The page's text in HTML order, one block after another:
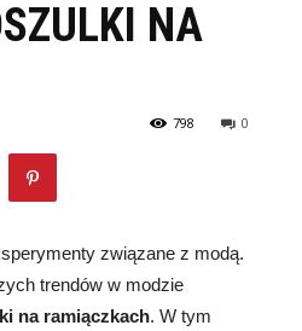
NA
0
798
związane z modą.
trendów w modzie
na ramiączkach. W tym